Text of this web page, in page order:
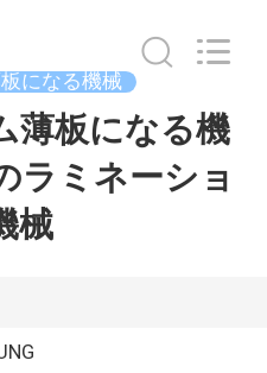
になる機械
薄板になる機
ラミネーショ
械